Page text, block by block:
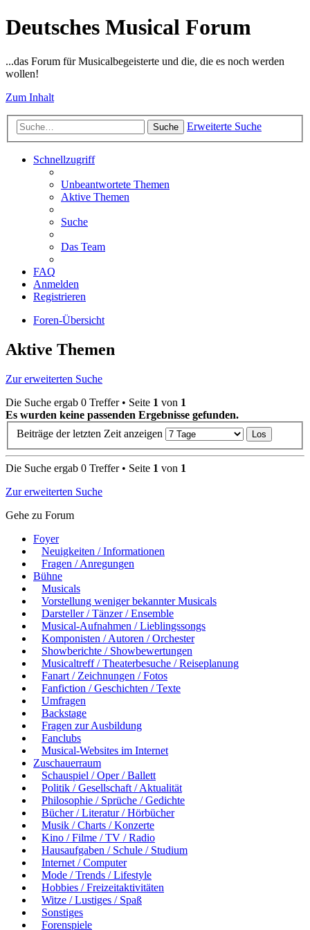
Deutsches Musical Forum
...das Forum für Musicalbegeisterte und die, die es noch werden
wollen!
Zum Inhalt
Suche Erweiterte Suche
Schnellzugriff
Unbeantwortete Themen
Aktive Themen
Suche
Das Team
FAQ
Anmelden
Registrieren
Foren-Übersicht
Aktive Themen
Zur erweiterten Suche
Die Suche ergab 0 Treffer • Seite 1 von 1
Es wurden keine passenden Ergebnisse gefunden.
Beiträge der letzten Zeit anzeigen
Die Suche ergab 0 Treffer • Seite 1 von 1
Zur erweiterten Suche
Gehe zu Forum
Foyer
Neuigkeiten / Informationen
Fragen / Anregungen
Bühne
Musicals
Vorstellung weniger bekannter Musicals
Darsteller / Tänzer / Ensemble
Musical-Aufnahmen / Lieblingssongs
Komponisten / Autoren / Orchester
Showberichte / Showbewertungen
Musicaltreff / Theaterbesuche / Reiseplanung
Fanart / Zeichnungen / Fotos
Fanfiction / Geschichten / Texte
Umfragen
Backstage
Fragen zur Ausbildung
Fanclubs
Musical-Websites im Internet
Zuschauerraum
Schauspiel / Oper / Ballett
Politik / Gesellschaft / Aktualität
Philosophie / Sprüche / Gedichte
Bücher / Literatur / Hörbücher
Musik / Charts / Konzerte
Kino / Filme / TV / Radio
Hausaufgaben / Schule / Studium
Internet / Computer
Mode / Trends / Lifestyle
Hobbies / Freizeitaktivitäten
Witze / Lustiges / Spaß
Sonstiges
Forenspiele